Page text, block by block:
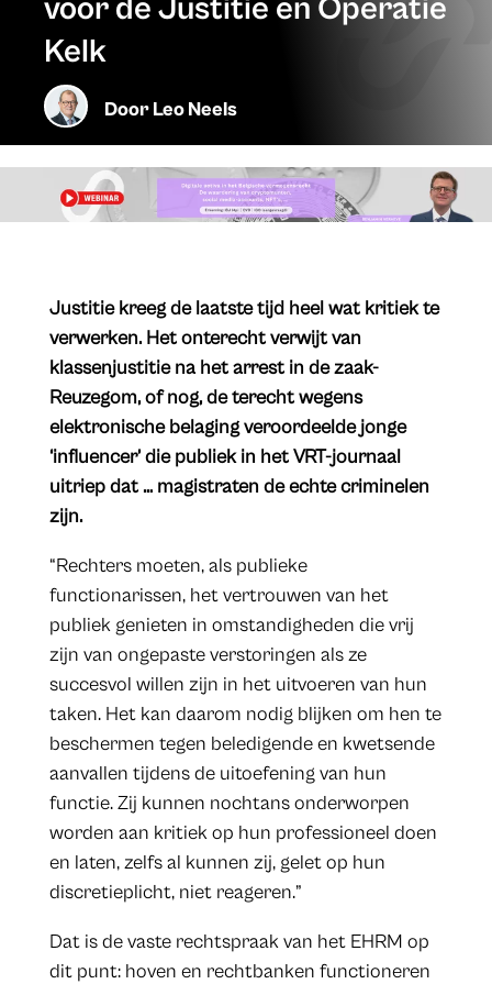
voor de Justitie en Operatie
Kelk
DoorLeo Neels
Justitie kreeg de laatste tijd heel wat kritiek te
verwerken. Het onterecht verwijt van
klassenjustitie na het arrest in de zaak-
Reuzegom, of nog, de terecht wegens
elektronische belaging veroordeelde jonge
‘influencer’ die publiek in het VRT-journaal
uitriep dat … magistraten de echte criminelen
zijn.
“Rechters moeten, als publieke
functionarissen, het vertrouwen van het
publiek genieten in omstandigheden die vrij
zijn van ongepaste verstoringen als ze
succesvol willen zijn in het uitvoeren van hun
taken. Het kan daarom nodig blijken om hen te
beschermen tegen beledigende en kwetsende
aanvallen tijdens de uitoefening van hun
functie. Zij kunnen nochtans onderworpen
worden aan kritiek op hun professioneel doen
en laten, zelfs al kunnen zij, gelet op hun
discretieplicht, niet reageren.”
Dat is de vaste rechtspraak van het EHRM op
dit punt: hoven en rechtbanken functioneren